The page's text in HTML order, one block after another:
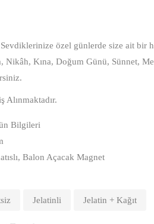
özel günlerde size ait bir
Nikâh, Kına, Doğum Günü, Sünnet,
Alınmaktadır.
Bilgileri
Balon Açacak Magnet
Jelatinli Jelatin + Kağıt